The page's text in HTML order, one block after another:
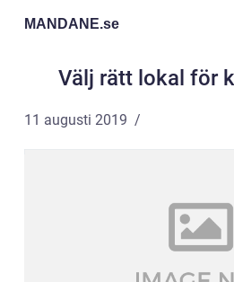
MANDANE.se
Välj rätt lokal för
11 augusti 2019